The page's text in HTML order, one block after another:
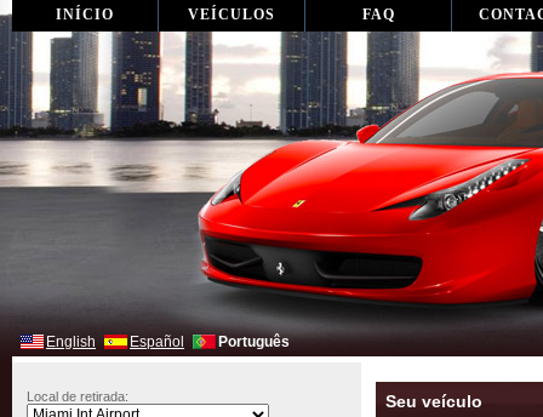
INÍCIO VEÍCULOS FAQ
English Español Português
Seu veículo
Local de retirada: